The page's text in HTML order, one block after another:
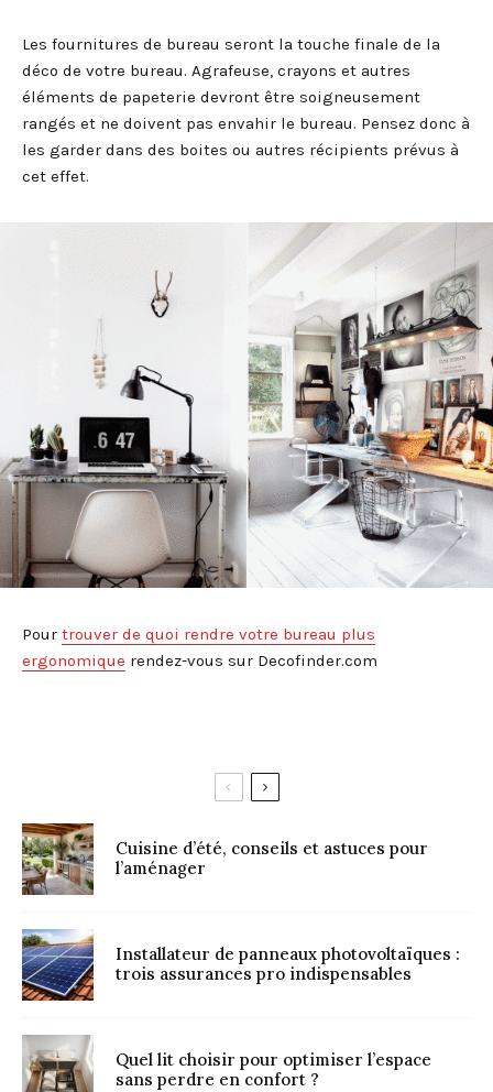
Les fournitures de bureau seront la touche finale de la
déco de votre bureau. Agrafeuse, crayons et autres
éléments de papeterie devront être soigneusement
rangés et ne doivent pas envahir le bureau. Pensez donc à
les garder dans des boites ou autres récipients prévus à
cet effet.
Pour trouver de quoi rendre votre bureau plus
ergonomique rendez-vous sur Decofinder.com
Cuisine d’été, conseils et astuces pour
l’aménager
Installateur de panneaux photovoltaïques :
trois assurances pro indispensables
Quel lit choisir pour optimiser l’espace
sans perdre en confort ?